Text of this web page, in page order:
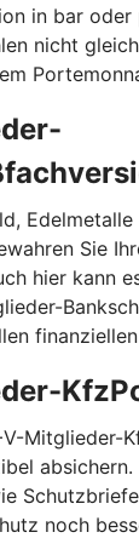
in bar oder
nicht
Sie
hier kann
Mitglieder-
noch